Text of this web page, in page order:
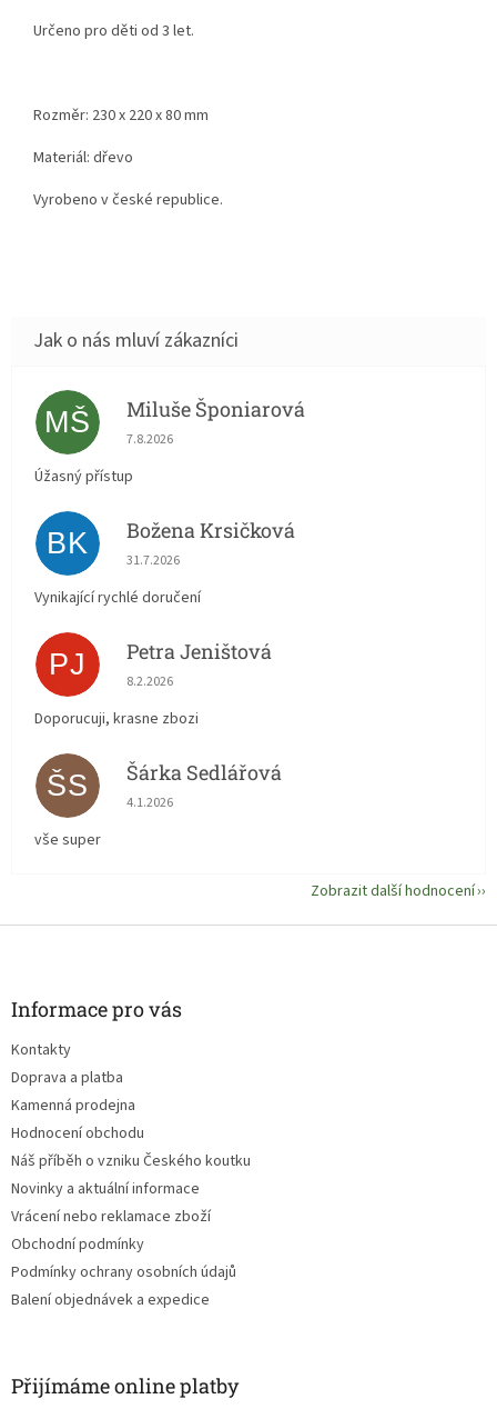
Určeno pro děti od 3 let.
Rozměr: 230 x 220 x 80 mm
Materiál: dřevo
Vyrobeno v české republice.
MŠ Miluše Šponiarová
Hodnocení obchodu je 5 z 5 hvězdiček.
7.8.2026
Úžasný přístup
BK Božena Krsičková
Hodnocení obchodu je 5 z 5 hvězdiček.
31.7.2026
Vynikající rychlé doručení
PJ Petra Jeništová
Hodnocení obchodu je 5 z 5 hvězdiček.
8.2.2026
Doporucuji, krasne zbozi
ŠS Šárka Sedlářová
Hodnocení obchodu je 5 z 5 hvězdiček.
4.1.2026
vše super
Zobrazit další hodnocení
Informace pro vás
Kontakty
Doprava a platba
Kamenná prodejna
Hodnocení obchodu
Náš příběh o vzniku Českého koutku
Novinky a aktuální informace
Vrácení nebo reklamace zboží
Obchodní podmínky
Podmínky ochrany osobních údajů
Balení objednávek a expedice
Přijímáme online platby